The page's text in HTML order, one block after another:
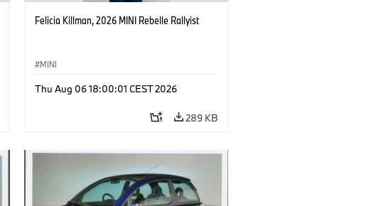
Felicia Killman, 2026 MINI Rebelle Rallyist
MINI
Thu Aug 06 18:00:01 CEST 2026
289 KB